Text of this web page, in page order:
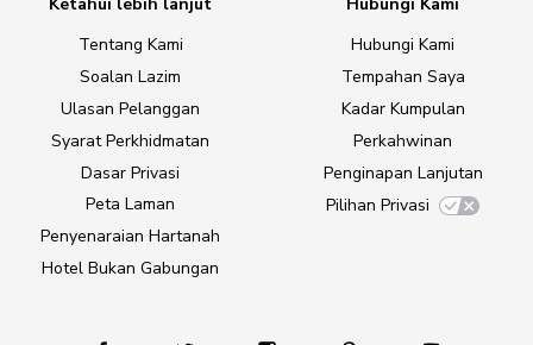
Tentang Kami
Soalan Lazim
Ulasan Pelanggan
Syarat Perkhidmatan
Dasar Privasi
Peta Laman
Penyenaraian Hartanah
Hotel Bukan Gabungan
Hubungi Kami
Tempahan Saya
Kadar Kumpulan
Perkahwinan
Penginapan Lanjutan
Pilihan Privasi